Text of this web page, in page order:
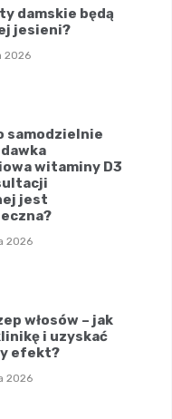
damskie będą
jesieni?
2026
samodzielnie
witaminy D3
jest
2026
włosów – jak
i uzyskać
efekt?
2026